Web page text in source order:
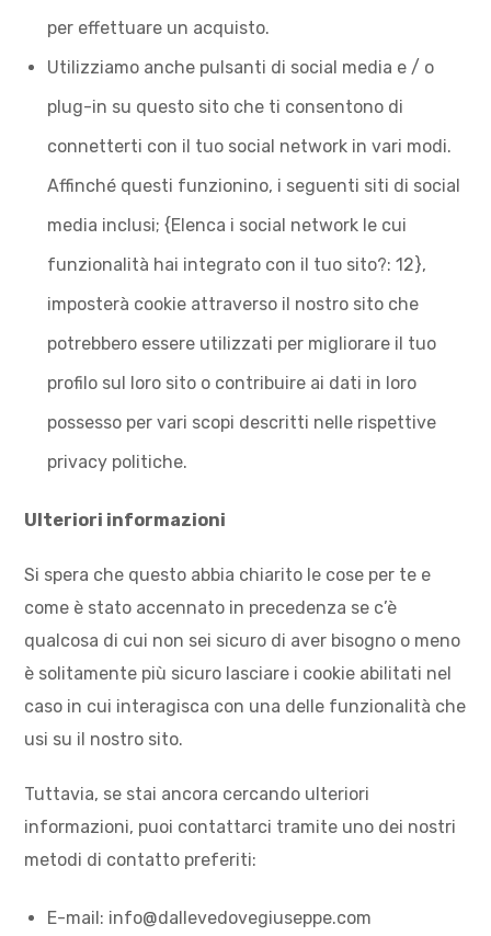
per effettuare un acquisto.
Utilizziamo anche pulsanti di social media e / o
plug-in su questo sito che ti consentono di
connetterti con il tuo social network in vari modi.
Affinché questi funzionino, i seguenti siti di social
media inclusi; {Elenca i social network le cui
funzionalità hai integrato con il tuo sito?: 12},
imposterà cookie attraverso il nostro sito che
potrebbero essere utilizzati per migliorare il tuo
profilo sul loro sito o contribuire ai dati in loro
possesso per vari scopi descritti nelle rispettive
privacy politiche.
Ulteriori informazioni
Si spera che questo abbia chiarito le cose per te e
come è stato accennato in precedenza se c’è
qualcosa di cui non sei sicuro di aver bisogno o meno
è solitamente più sicuro lasciare i cookie abilitati nel
caso in cui interagisca con una delle funzionalità che
usi su il nostro sito.
Tuttavia, se stai ancora cercando ulteriori
informazioni, puoi contattarci tramite uno dei nostri
metodi di contatto preferiti:
E-mail: info@dallevedovegiuseppe.com